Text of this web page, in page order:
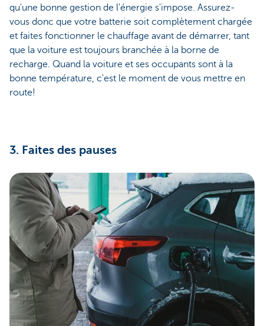
qu'une bonne gestion de l'énergie s'impose. Assurez-
vous donc que votre batterie soit complètement chargée
et faites fonctionner le chauffage avant de démarrer, tant
que la voiture est toujours branchée à la borne de
recharge. Quand la voiture et ses occupants sont à la
bonne température, c'est le moment de vous mettre en
route!
3. Faites des pauses